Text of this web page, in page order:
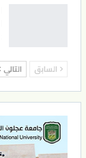
السابق التالي